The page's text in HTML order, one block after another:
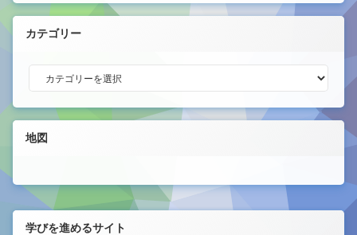
カテゴリー
カテゴリー
地図
学びを進めるサイト